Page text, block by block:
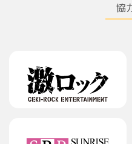
協